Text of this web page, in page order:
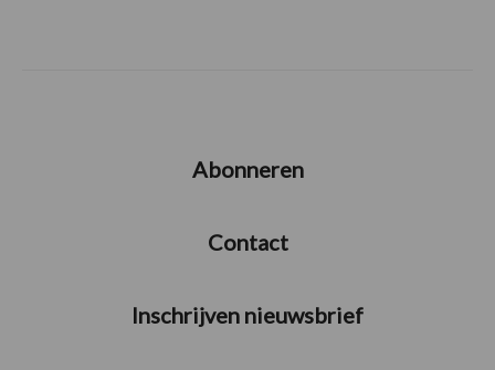
Abonneren
Contact
Inschrijven nieuwsbrief